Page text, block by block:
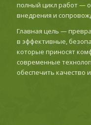
полный цикл работ —
внедрения и
Главная цель —
в эффективные,
которые приносят
современные
обеспечить качество